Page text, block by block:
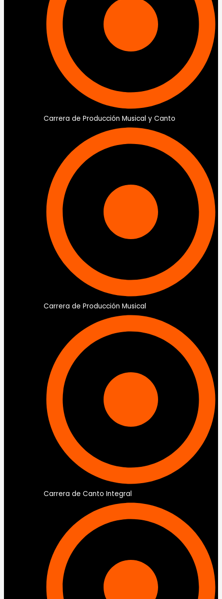
Carrera de Producción Musical y Canto
Carrera de Producción Musical
Carrera de Canto Integral